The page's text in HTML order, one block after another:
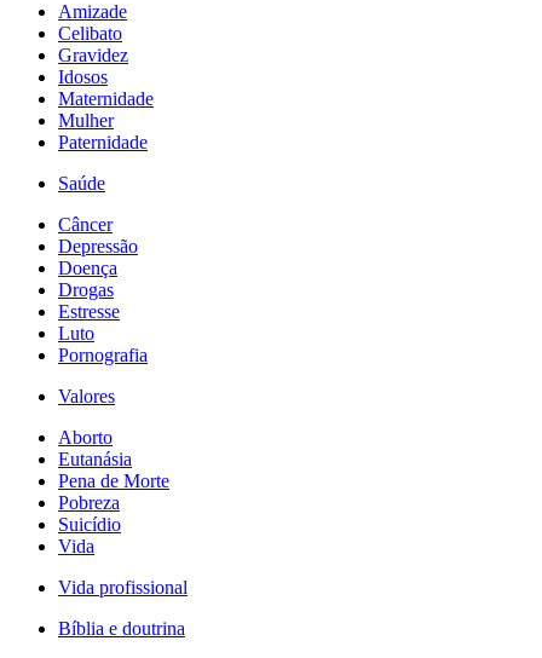
Amizade
Celibato
Gravidez
Idosos
Maternidade
Mulher
Paternidade
Saúde
Câncer
Depressão
Doença
Drogas
Estresse
Luto
Pornografia
Valores
Aborto
Eutanásia
Pena de Morte
Pobreza
Suicídio
Vida
Vida profissional
Bíblia e doutrina